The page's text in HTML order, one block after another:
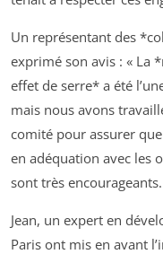
Un représentant des
exprimé son avis : « La
effet de serre* a été
mais nous avons
comité pour assurer
en adéquation avec les
sont très
Jean, un expert en
Paris ont mis en avant